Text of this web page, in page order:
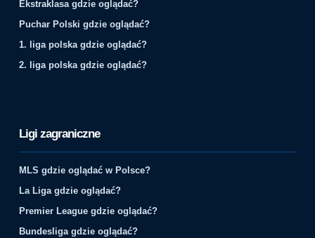
Ekstraklasa gdzie oglądać?
Puchar Polski gdzie oglądać?
1. liga polska gdzie oglądać?
2. liga polska gdzie oglądać?
Ligi zagraniczne
MLS gdzie oglądać w Polsce?
La Liga gdzie oglądać?
Premier League gdzie oglądać?
Bundesliga gdzie oglądać?